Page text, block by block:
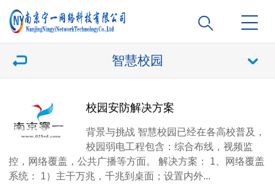
智慧校园
校园安防解决方案
背景与挑战 智慧校园已经在各高校普及，
校园弱电工程包含：综合布线，视频监
控，网络覆盖，公共广播等方面。 解决方案： 1、网络覆盖
系统： 1）主干万兆，千兆到桌面；设置内外...